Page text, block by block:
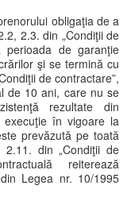
obligaţia de a
2.3. din „Condiţii de
perioada de garanţie
şi se termină cu
de contractare”,
de 10 ani, care nu se
rezultate din
execuţie în vigoare la
prevăzută pe toată
din „Condiţii de
reiterează
Legea nr. 10/1995